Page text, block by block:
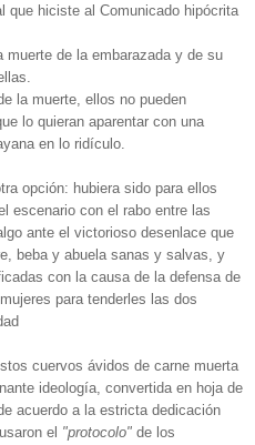
que hiciste al Comunicado hipócrita
muerte de la embarazada y de su
la muerte, ellos no pueden
lo quieran aparentar con una
en lo ridículo.
opción: hubiera sido para ellos
escenario con el rabo entre las
ante el victorioso desenlace que
beba y abuela sanas y salvas, y
con la causa de la defensa de
para tenderles las dos
cuervos ávidos de carne muerta
ideología, convertida en hoja de
acuerdo a la estricta dedicación
el "protocolo" de los